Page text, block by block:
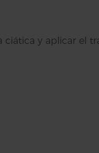
ciática y aplicar el